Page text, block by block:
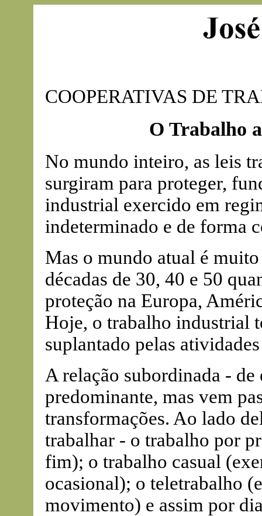
COOPERATIVAS DE
O Trabalho
No mundo inteiro, as leis
surgiram para proteger,
industrial exercido em
indeterminado e de forma
Mas o mundo atual é
décadas de 30, 40 e 50
proteção na Europa,
Hoje, o trabalho industrial
suplantado pelas
A relação subordinada -
predominante, mas vem
transformações. Ao lado
trabalhar - o trabalho por
fim); o trabalho casual
ocasional); o teletrabalho
movimento) e assim por